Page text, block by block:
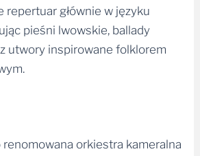
repertuar głównie w języku
pieśni lwowskie, ballady
utwory inspirowane folklorem
orkiestra kameralna